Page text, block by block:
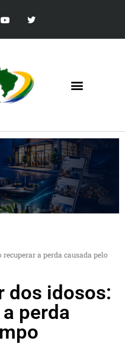
a perda causada pelo
dos idosos:
perda